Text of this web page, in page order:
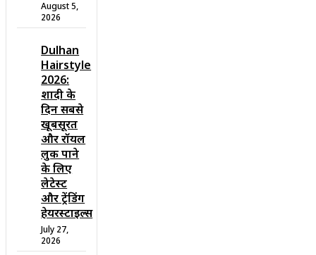
August 5,
2026
Dulhan
Hairstyle
2026:
शादी के
दिन सबसे
खूबसूरत
और रॉयल
लुक पाने
के लिए
लेटेस्ट
और ट्रेंडिंग
हेयरस्टाइल्स
July 27,
2026